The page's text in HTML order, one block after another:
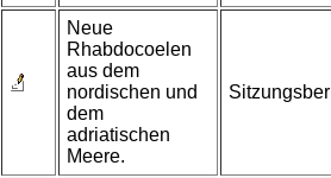
Neue
Rhabdocoelen
aus dem
nordischen und
dem
adriatischen
Meere.